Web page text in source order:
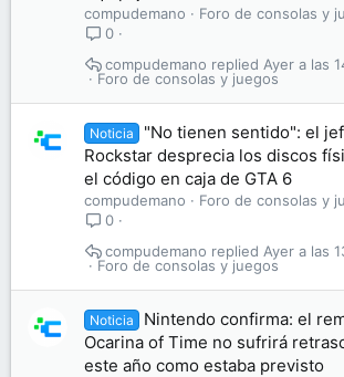
compudemano
Foro de consolas y
0
Foro de consolas y juegos
Ayer a las
compudemano
Noticia
"No tienen sentido": el
Rockstar desprecia los discos
el código en caja de GTA 6
compudemano
Foro de consolas y
0
Foro de consolas y juegos
Ayer a las
compudemano
Noticia
Nintendo confirma: el
Ocarina of Time no sufrirá
este año como estaba previsto